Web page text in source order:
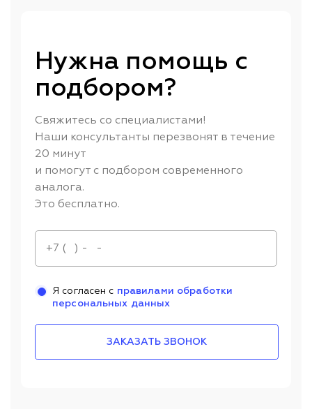
Нужна помощь с
подбором?
Свяжитесь со специалистами!
Наши консультанты перезвонят в течение
20 минут
и помогут с подбором современного
аналога.
Это бесплатно.
Я согласен с правилами обработки
персональных данных
ЗАКАЗАТЬ ЗВОНОК